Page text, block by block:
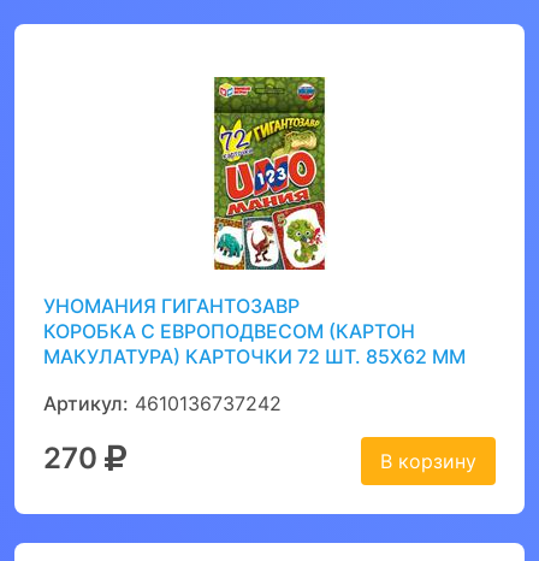
УНОМАНИЯ ГИГАНТОЗАВР
КОРОБКА С ЕВРОПОДВЕСОМ (КАРТОН
МАКУЛАТУРА) КАРТОЧКИ 72 ШТ. 85Х62 ММ
Артикул: 4610136737242
270 В корзину